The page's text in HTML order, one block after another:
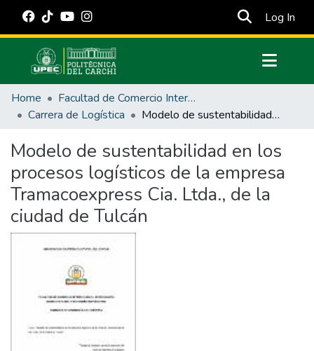
Log In
Communities & Collections
All of DSpace
Estadísticas Externas
Manuales
Home
Facultad de Comercio Internacional, Integración, Administración y Economía Empresarial
Carrera de Logística
Modelo de sustentabilidad en los procesos logísticos de la empresa Tramacoexpress Cia. Ltda., de la ciudad de Tulcán
Modelo de sustentabilidad en los
procesos logísticos de la empresa
Tramacoexpress Cia. Ltda., de la
ciudad de Tulcán